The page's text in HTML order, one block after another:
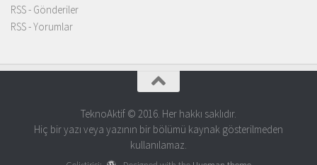
RSS - Gönderiler
RSS - Yorumlar
TeknoAktif © 2016. Her hakkı saklıdır.
Hiç bir yazı veya yazının bir bölümü kaynak gösterilmeden
kullanılamaz.